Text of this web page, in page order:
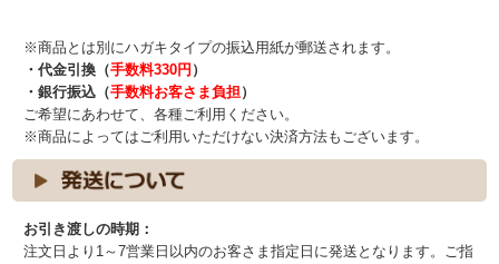
※商品とは別にハガキタイプの振込用紙が郵送されます。
・代金引換（手数料330円 ）
・銀行振込（手数料お客さま負担）
ご希望にあわせて、各種ご利用ください。
※商品によってはご利用いただけない決済方法もございます。
お引き渡しの時期：
注文日より1～7営業日以内のお客さま指定日に発送となります。ご指